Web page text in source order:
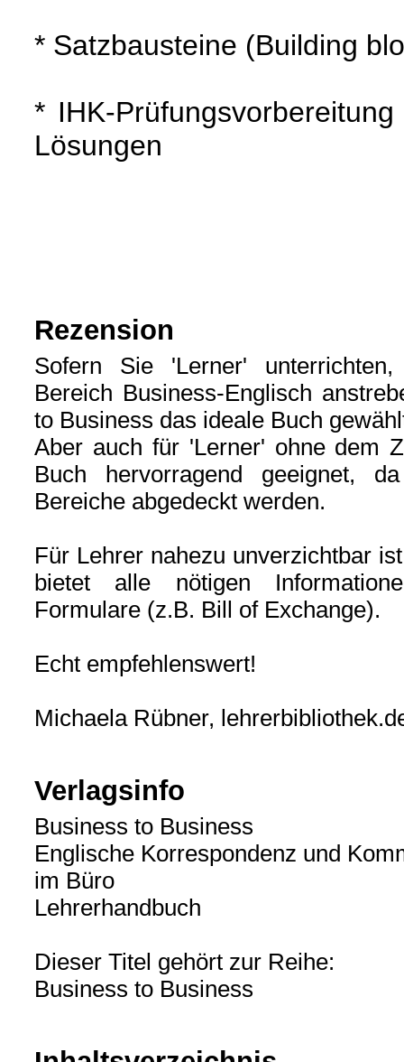
* Satzbausteine (Building
* IHK-
Lösungen
Rezension
Sofern Sie 'Lerner'
Bereich Business-Englisch
to Business das ideale Buch
Aber auch für 'Lerner' ohne dem
Buch hervorragend geeignet,
Bereiche abgedeckt werden.
Für Lehrer nahezu unverzichtbar
bietet alle nötigen
Formulare (z.B. Bill of Exchange).
Echt empfehlenswert!
Michaela Rübner,
Verlagsinfo
Business to Business
Englische Korrespondenz und
im Büro
Lehrerhandbuch
Dieser Titel gehört zur Reihe:
Business to Business